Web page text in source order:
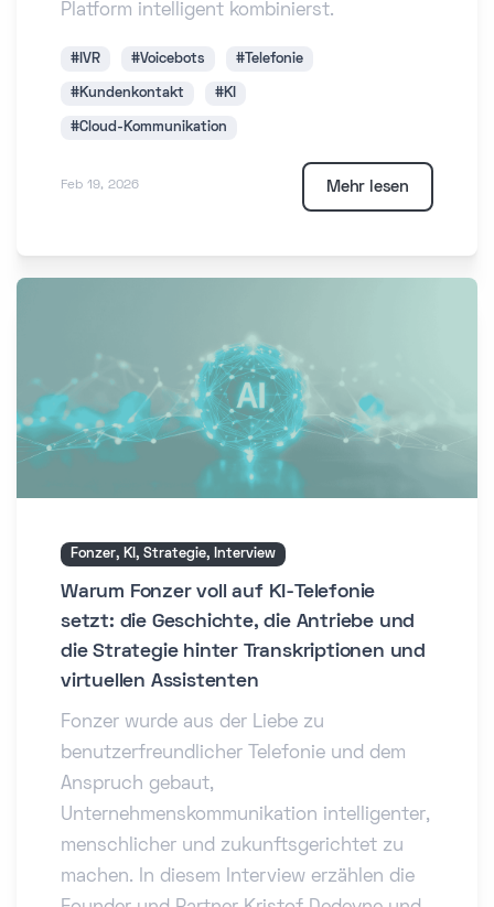
Platform intelligent kombinierst.
#IVR #Voicebots #Telefonie
#Kundenkontakt #KI
#Cloud-Kommunikation
Feb 19, 2026 Mehr lesen
Fonzer, KI, Strategie, Interview
Warum Fonzer voll auf KI-Telefonie
setzt: die Geschichte, die Antriebe und
die Strategie hinter Transkriptionen und
virtuellen Assistenten
Fonzer wurde aus der Liebe zu
benutzerfreundlicher Telefonie und dem
Anspruch gebaut,
Unternehmenskommunikation intelligenter,
menschlicher und zukunftsgerichtet zu
machen. In diesem Interview erzählen die